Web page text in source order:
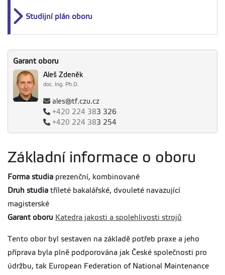
Studijní plán oboru
Garant oboru
Aleš Zdeněk
doc. Ing. Ph.D.
ales@tf.czu.cz
+420 224 383 326
+420 224 383 254
Základní informace o oboru
Forma studia prezenční, kombinované
Druh studia tříleté bakalářské, dvouleté navazující
magisterské
Garant oboru Katedra jakosti a spolehlivosti strojů
Tento obor byl sestaven na základě potřeb praxe a jeho
příprava byla plně podporována jak České společnosti pro
údržbu, tak European Federation of National Maintenance